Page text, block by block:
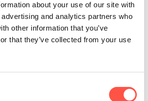
about your use of our site with
and analytics partners who
other information that you’ve
that they’ve collected from your use